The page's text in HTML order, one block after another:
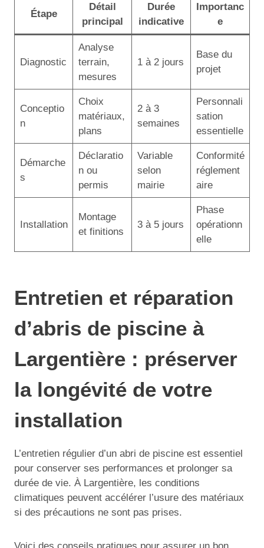
Étape
Détail
principal
Durée
indicative
Importanc
e
Diagnostic
Analyse
terrain,
mesures
1 à 2 jours
Base du
projet
Conceptio
n
Choix
matériaux,
plans
2 à 3
semaines
Personnali
sation
essentielle
Démarche
s
Déclaratio
n ou
permis
Variable
selon
mairie
Conformité
réglement
aire
Installation
Montage
et finitions
3 à 5 jours
Phase
opérationn
elle
Entretien et réparation
d’abris de piscine à
Largentière : préserver
la longévité de votre
installation
L’entretien régulier d’un abri de piscine est essentiel
pour conserver ses performances et prolonger sa
durée de vie. À Largentière, les conditions
climatiques peuvent accélérer l’usure des matériaux
si des précautions ne sont pas prises.
Voici des conseils pratiques pour assurer un bon